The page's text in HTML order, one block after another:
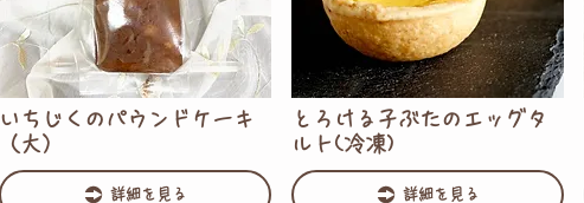
いちじくのパウンドケーキ
（大）
詳細を見る
とろける子ぶたのエッグタ
ルト(冷凍)
詳細を見る